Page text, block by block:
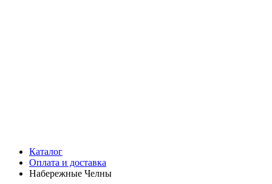
Каталог
Оплата и доставка
Набережные Челны